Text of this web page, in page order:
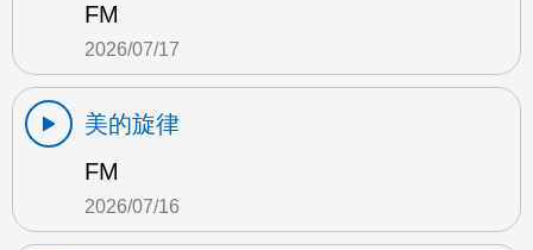
FM
2026/07/17
美的旋律
FM
2026/07/16